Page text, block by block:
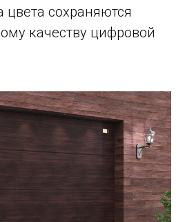
цвета сохраняются
качеству цифровой